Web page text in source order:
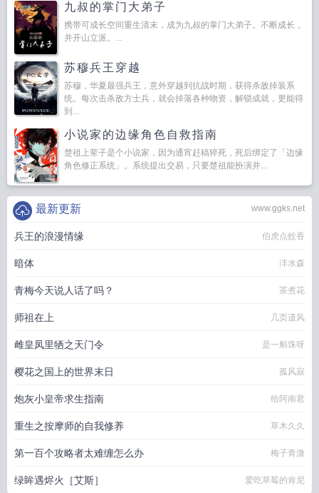
九叔的掌门大弟子
携带可成长空间重生清末，成为九叔的掌门大弟子。不断成长，
并开山立派。...
苏穆兵王穿越
苏穆，华夏最强兵王，意外穿越到抗战时期，获得杀敌掉装系
统。每次击杀敌方士兵，就会掉落各种物资，解锁成就，更能得
到...
小说家的边缘角色自救指南
楚祖上辈子是个小说家，因为通宵赶稿猝死，死后绑定了「边缘
角色修正系统」。系统提出交易，只要楚祖能扮演并...
www.ggks.net
最新更新
兵王的浪漫情缘 伯虎点蚊香
暗体 沣水森
青梅今天说人话了吗？ 茶煮花
师祖在上 几页遗风
雌皇凤里牺之天门令 是一斛珠呀
樱花之国上的世界末日 孤风寂
炮灰小皇帝求生指南 给阿南君
重生之按摩师的自我修养 草木久久
第一百个攻略者太难缠怎么办 梅子青溦
绿眸遇烬火［艾斯］ 爱吃草莓的肯尼